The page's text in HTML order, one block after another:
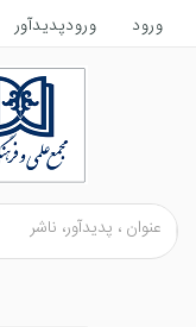
ورود ورودپدیدآور